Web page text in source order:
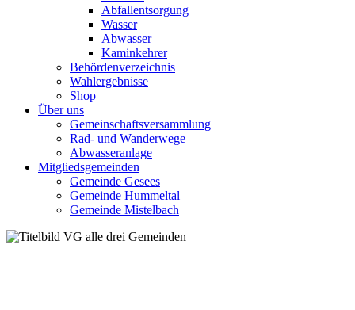
Abfallentsorgung
Wasser
Abwasser
Kaminkehrer
Behördenverzeichnis
Wahlergebnisse
Shop
Über uns
Gemeinschaftsversammlung
Rad- und Wanderwege
Abwasseranlage
Mitgliedsgemeinden
Gemeinde Gesees
Gemeinde Hummeltal
Gemeinde Mistelbach